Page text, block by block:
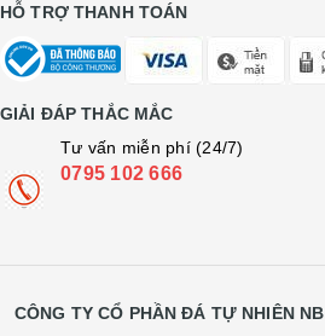
HỖ TRỢ THANH TOÁN
GIẢI ĐÁP THẮC MẮC
Tư vấn miễn phí (24/7)
0795 102 666
CÔNG TY CỔ PHẦN ĐÁ TỰ NHIÊN NB